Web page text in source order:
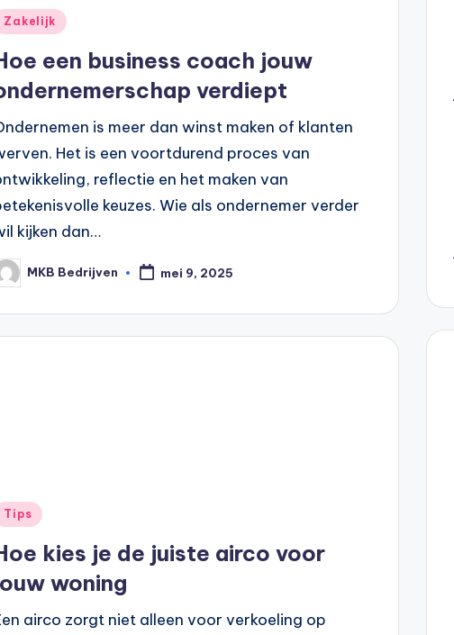
Zakelijk
een business coach jouw
verdiept
is meer dan winst maken of klanten
Het is een voortdurend proces van
reflectie en het maken van
keuzes. Wie als ondernemer verder
kijken dan…
MKB Bedrijven mei 9, 2025
Tips
kies je de juiste airco voor
woning
airco zorgt niet alleen voor verkoeling op